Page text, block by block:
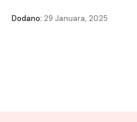
Dodano: 29 Januara, 2025